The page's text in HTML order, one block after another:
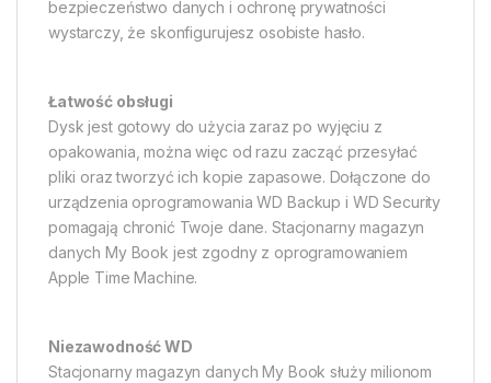
bezpieczeństwo danych i ochronę prywatności 
wystarczy, że skonfigurujesz osobiste hasło.
Łatwość obsługi
Dysk jest gotowy do użycia zaraz po wyjęciu z
opakowania, można więc od razu zacząć przesyłać
pliki oraz tworzyć ich kopie zapasowe. Dołączone do
urządzenia oprogramowania WD Backup i WD Security
pomagają chronić Twoje dane. Stacjonarny magazyn
danych My Book jest zgodny z oprogramowaniem
Apple Time Machine.
Niezawodność WD
Stacjonarny magazyn danych My Book służy milionom